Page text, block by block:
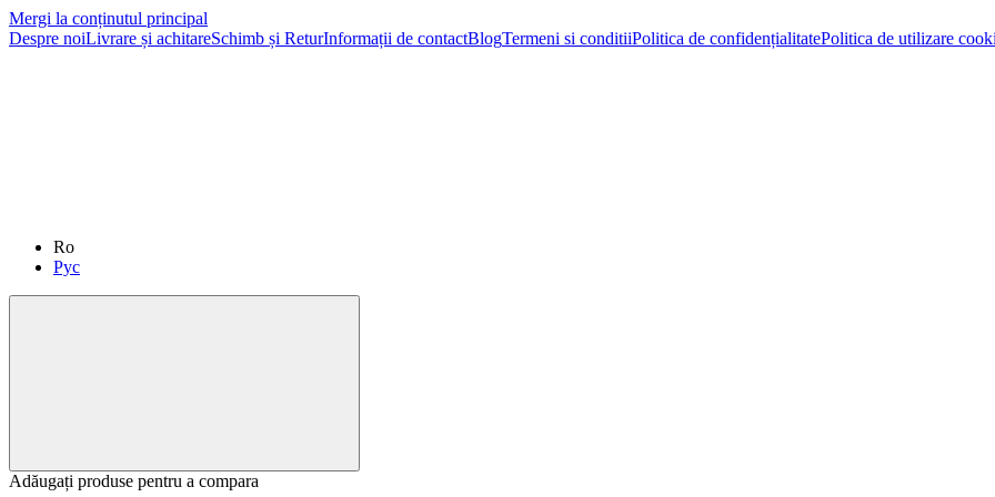
Mergi la conținutul principal
Despre noiLivrare și achitareSchimb și ReturInformații de contactBlogTermeni si conditiiPolitica de confidențialitatePolitica de utilizare
Ro
Рус
Adăugați produse pentru a compara